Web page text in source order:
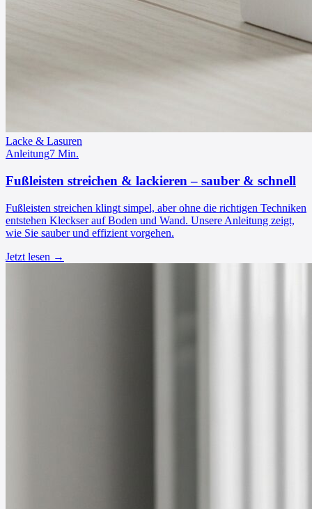
Lacke & Lasuren
Anleitung7 Min.
Fußleisten streichen & lackieren – sauber & schnell
Fußleisten streichen klingt simpel, aber ohne die richtigen Techniken
entstehen Kleckser auf Boden und Wand. Unsere Anleitung zeigt,
wie Sie sauber und effizient vorgehen.
Jetzt lesen →